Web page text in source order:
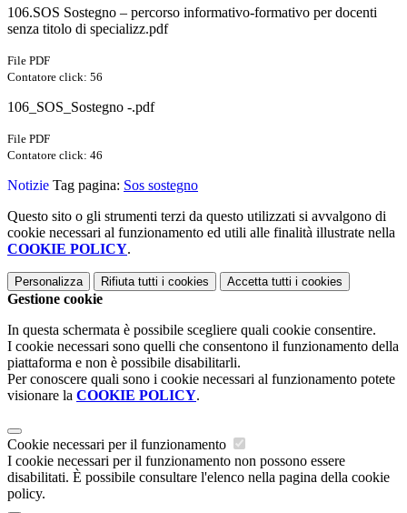
106.SOS Sostegno – percorso informativo-formativo per docenti
senza titolo di specializz.pdf
File PDF
Contatore click: 56
106_SOS_Sostegno -.pdf
File PDF
Contatore click: 46
Notizie Tag pagina: Sos sostegno
Questo sito o gli strumenti terzi da questo utilizzati si avvalgono di
cookie necessari al funzionamento ed utili alle finalità illustrate nella
COOKIE POLICY.
Personalizza Rifiuta tutti i cookies Accetta tutti i cookies
Gestione cookie
In questa schermata è possibile scegliere quali cookie consentire.
I cookie necessari sono quelli che consentono il funzionamento della
piattaforma e non è possibile disabilitarli.
Per conoscere quali sono i cookie necessari al funzionamento potete
visionare la COOKIE POLICY.
Cookie necessari per il funzionamento
I cookie necessari per il funzionamento non possono essere
disabilitati. È possibile consultare l'elenco nella pagina della cookie
policy.